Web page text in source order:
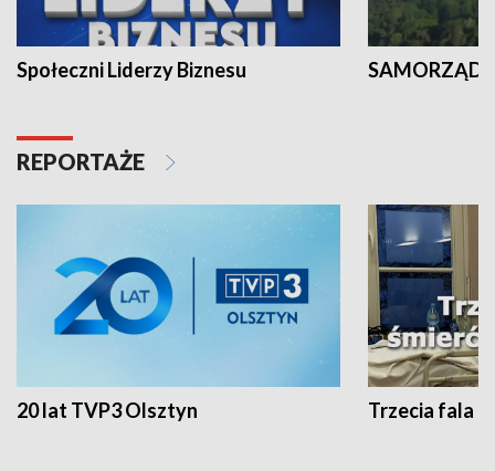
Społeczni Liderzy Biznesu SAMORZĄD
REPORTAŻE
20 lat TVP3 Olsztyn Trzecia fala -